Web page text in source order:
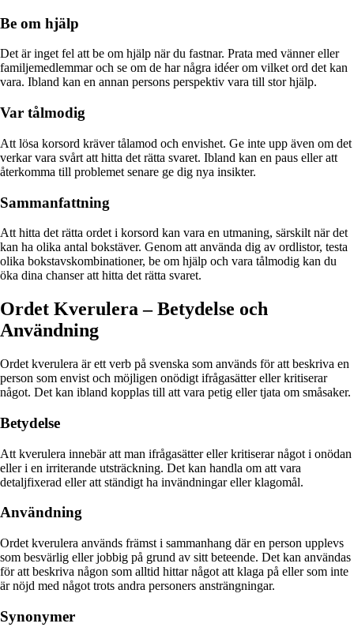
Be om hjälp
Det är inget fel att be om hjälp när du fastnar. Prata med vänner eller
familjemedlemmar och se om de har några idéer om vilket ord det kan
vara. Ibland kan en annan persons perspektiv vara till stor hjälp.
Var tålmodig
Att lösa korsord kräver tålamod och envishet. Ge inte upp även om det
verkar vara svårt att hitta det rätta svaret. Ibland kan en paus eller att
återkomma till problemet senare ge dig nya insikter.
Sammanfattning
Att hitta det rätta ordet i korsord kan vara en utmaning, särskilt när det
kan ha olika antal bokstäver. Genom att använda dig av ordlistor, testa
olika bokstavskombinationer, be om hjälp och vara tålmodig kan du
öka dina chanser att hitta det rätta svaret.
Ordet Kverulera – Betydelse och
Användning
Ordet kverulera är ett verb på svenska som används för att beskriva en
person som envist och möjligen onödigt ifrågasätter eller kritiserar
något. Det kan ibland kopplas till att vara petig eller tjata om småsaker.
Betydelse
Att kverulera innebär att man ifrågasätter eller kritiserar något i onödan
eller i en irriterande utsträckning. Det kan handla om att vara
detaljfixerad eller att ständigt ha invändningar eller klagomål.
Användning
Ordet kverulera används främst i sammanhang där en person upplevs
som besvärlig eller jobbig på grund av sitt beteende. Det kan användas
för att beskriva någon som alltid hittar något att klaga på eller som inte
är nöjd med något trots andra personers ansträngningar.
Synonymer